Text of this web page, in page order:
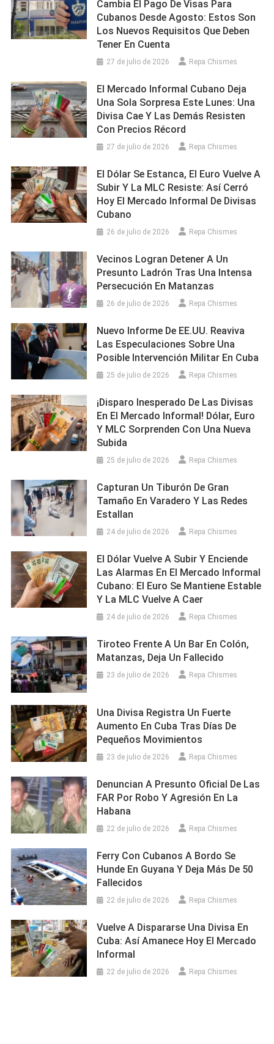
Cambia El Pago De Visas Para
Cubanos Desde Agosto: Estos Son
Los Nuevos Requisitos Que Deben
Tener En Cuenta
27 de julio de 2026 Repa Chismes
El Mercado Informal Cubano Deja
Una Sola Sorpresa Este Lunes: Una
Divisa Cae Y Las Demás Resisten
Con Precios Récord
27 de julio de 2026 Repa Chismes
El Dólar Se Estanca, El Euro Vuelve A
Subir Y La MLC Resiste: Así Cerró
Hoy El Mercado Informal De Divisas
Cubano
26 de julio de 2026 Repa Chismes
Vecinos Logran Detener A Un
Presunto Ladrón Tras Una Intensa
Persecución En Matanzas
26 de julio de 2026 Repa Chismes
Nuevo Informe De EE.UU. Reaviva
Las Especulaciones Sobre Una
Posible Intervención Militar En Cuba
25 de julio de 2026 Repa Chismes
¡Disparo Inesperado De Las Divisas
En El Mercado Informal! Dólar, Euro
Y MLC Sorprenden Con Una Nueva
Subida
25 de julio de 2026 Repa Chismes
Capturan Un Tiburón De Gran
Tamaño En Varadero Y Las Redes
Estallan
24 de julio de 2026 Repa Chismes
El Dólar Vuelve A Subir Y Enciende
Las Alarmas En El Mercado Informal
Cubano: El Euro Se Mantiene Estable
Y La MLC Vuelve A Caer
24 de julio de 2026 Repa Chismes
Tiroteo Frente A Un Bar En Colón,
Matanzas, Deja Un Fallecido
23 de julio de 2026 Repa Chismes
Una Divisa Registra Un Fuerte
Aumento En Cuba Tras Días De
Pequeños Movimientos
23 de julio de 2026 Repa Chismes
Denuncian A Presunto Oficial De Las
FAR Por Robo Y Agresión En La
Habana
22 de julio de 2026 Repa Chismes
Ferry Con Cubanos A Bordo Se
Hunde En Guyana Y Deja Más De 50
Fallecidos
22 de julio de 2026 Repa Chismes
Vuelve A Dispararse Una Divisa En
Cuba: Así Amanece Hoy El Mercado
Informal
22 de julio de 2026 Repa Chismes